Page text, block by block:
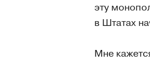
эту
в Штатах
Мне